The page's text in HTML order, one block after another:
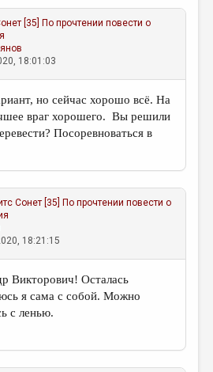
[35] По прочтении повести о
18:01:03
но сейчас хорошо всё. На
враг хорошего. Вы решили
Посоревноваться в
Сонет [35] По прочтении повести о
18:21:15
Викторович! Осталась
я сама с собой. Можно
с ленью.